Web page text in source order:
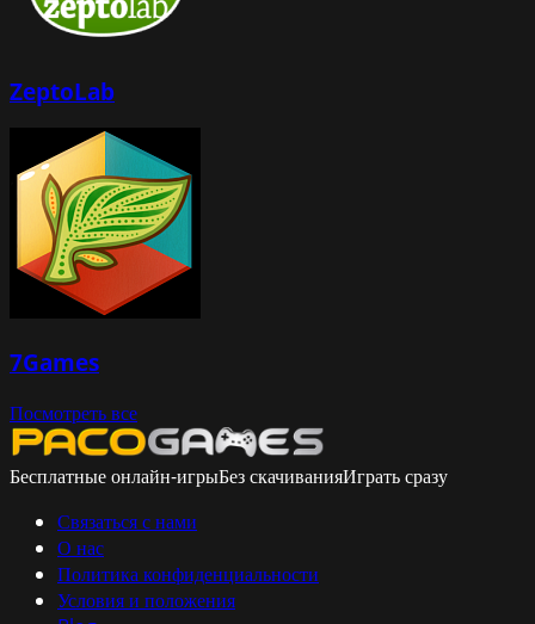
ZeptoLab
7Games
Посмотреть все
Бесплатные онлайн-игрыБез скачиванияИграть сразу
Связаться с нами
О нас
Политика конфиденциальности
Условия и положения